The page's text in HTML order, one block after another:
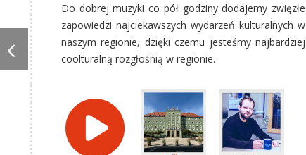
Do dobrej muzyki co pół godziny dodajemy zwięzłe
zapowiedzi najciekawszych wydarzeń kulturalnych w
naszym regionie, dzięki czemu jesteśmy najbardziej
coolturalną rozgłośnią w regionie.